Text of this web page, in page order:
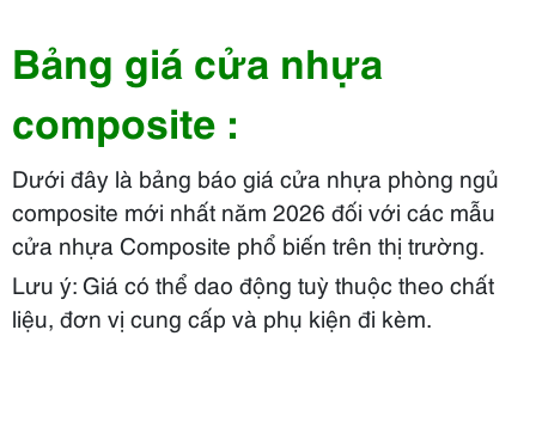
Bảng giá cửa nhựa
composite :
Dưới đây là bảng báo giá cửa nhựa phòng ngủ
composite mới nhất năm 2026 đối với các mẫu
cửa nhựa Composite phổ biến trên thị trường.
Lưu ý: Giá có thể dao động tuỳ thuộc theo chất
liệu, đơn vị cung cấp và phụ kiện đi kèm.